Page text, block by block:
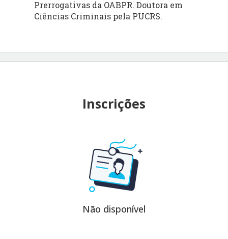
Prerrogativas da OABPR. Doutora em
Ciências Criminais pela PUCRS.
Inscrições
Não disponível